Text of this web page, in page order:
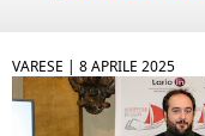
VARESE | 8 APRILE 2025